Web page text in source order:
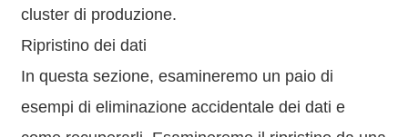
cluster di produzione.
Ripristino dei dati
In questa sezione, esamineremo un paio di
esempi di eliminazione accidentale dei dati e